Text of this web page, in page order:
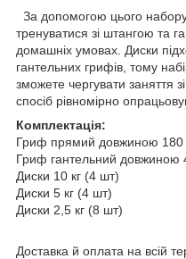
За допомогою цього
тренуватися зі штангою та
домашніх умовах. Диски
гантельних грифів, тому
зможете чергувати заняття
спосіб рівномірно
Комплектація:
Гриф прямий довжиною 180
Гриф гантельний довжиною
Диски 10 кг (4 шт)
Диски 5 кг (4 шт)
Диски 2,5 кг (8 шт)
Доставка й оплата на всій